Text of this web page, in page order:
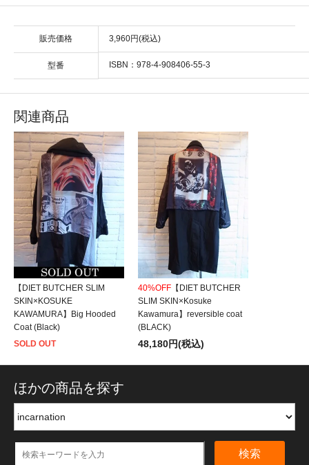
販売価格 3,960円(税込)
型番 ISBN：978-4-908406-55-3
関連商品
【DIET BUTCHER SLIM
SKIN×KOSUKE
KAWAMURA】Big Hooded
Coat (Black)
SOLD OUT
40%OFF 【DIET BUTCHER
SLIM SKIN×Kosuke
Kawamura】reversible coat
(BLACK)
48,180円(税込)
ほかの商品を探す
検索